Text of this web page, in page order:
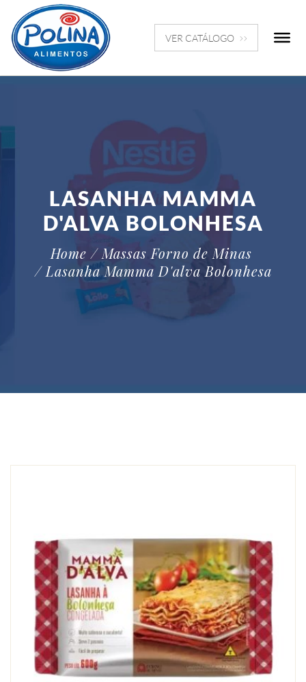
VER CATÁLOGO
LASANHA MAMMA
D'ALVA BOLONHESA
Home / Massas Forno de Minas
/ Lasanha Mamma D'alva Bolonhesa